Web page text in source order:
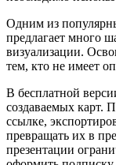
Одним из
предлагает много
визуализации.
тем, кто не имеет
В бесплатной
создаваемых карт.
ссылке,
превращать их в
презентации